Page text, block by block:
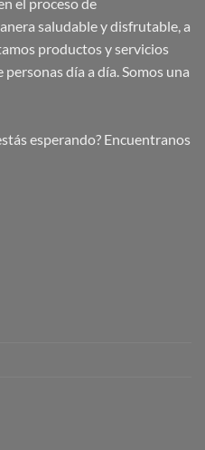
saludable y disfrutable, a
productos y servicios
día a día. Somos una
esperando? Encuentranos